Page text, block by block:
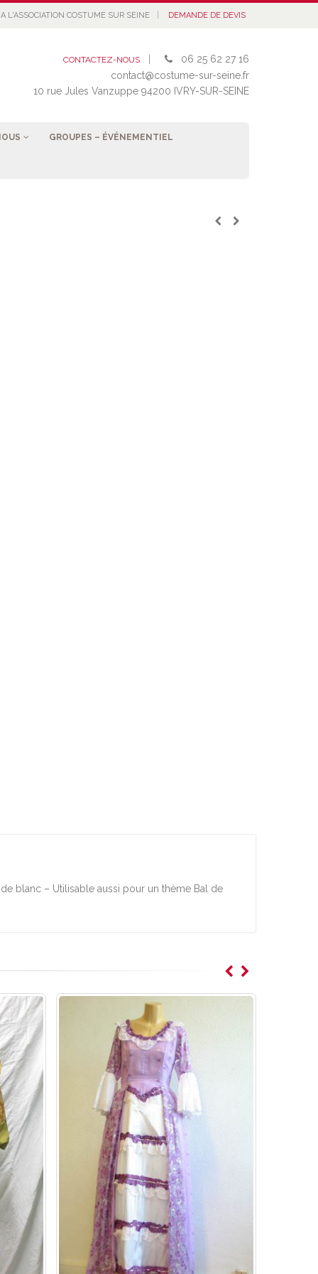
L'ASSOCIATION COSTUME SUR SEINE DEMANDE DE DEVIS
CONTACTEZ-NOUS
06 25 62 27 16
contact@costume-sur-seine.fr
10 rue Jules Vanzuppe 94200 IVRY-SUR-SEINE
GROUPES – ÉVÉNEMENTIEL
blanc – Utilisable aussi pour un thème Bal de